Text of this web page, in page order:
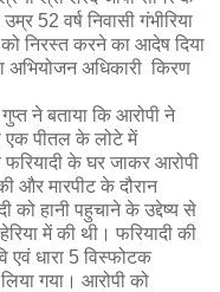
52 वर्ष निवासी गंभीरिया
निरस्त करने का आदेष दिया
अभियोजन अधिकारी किरण
ने बताया कि आरोपी ने
एक पीतल के लोटे में
के घर जाकर आरोपी
और मारपीट के दौरान
को हानी पहुचाने के उद्देष्य से
में की थी। फरियादी की
एवं धारा 5 विस्फोटक
गया। आरोपी को